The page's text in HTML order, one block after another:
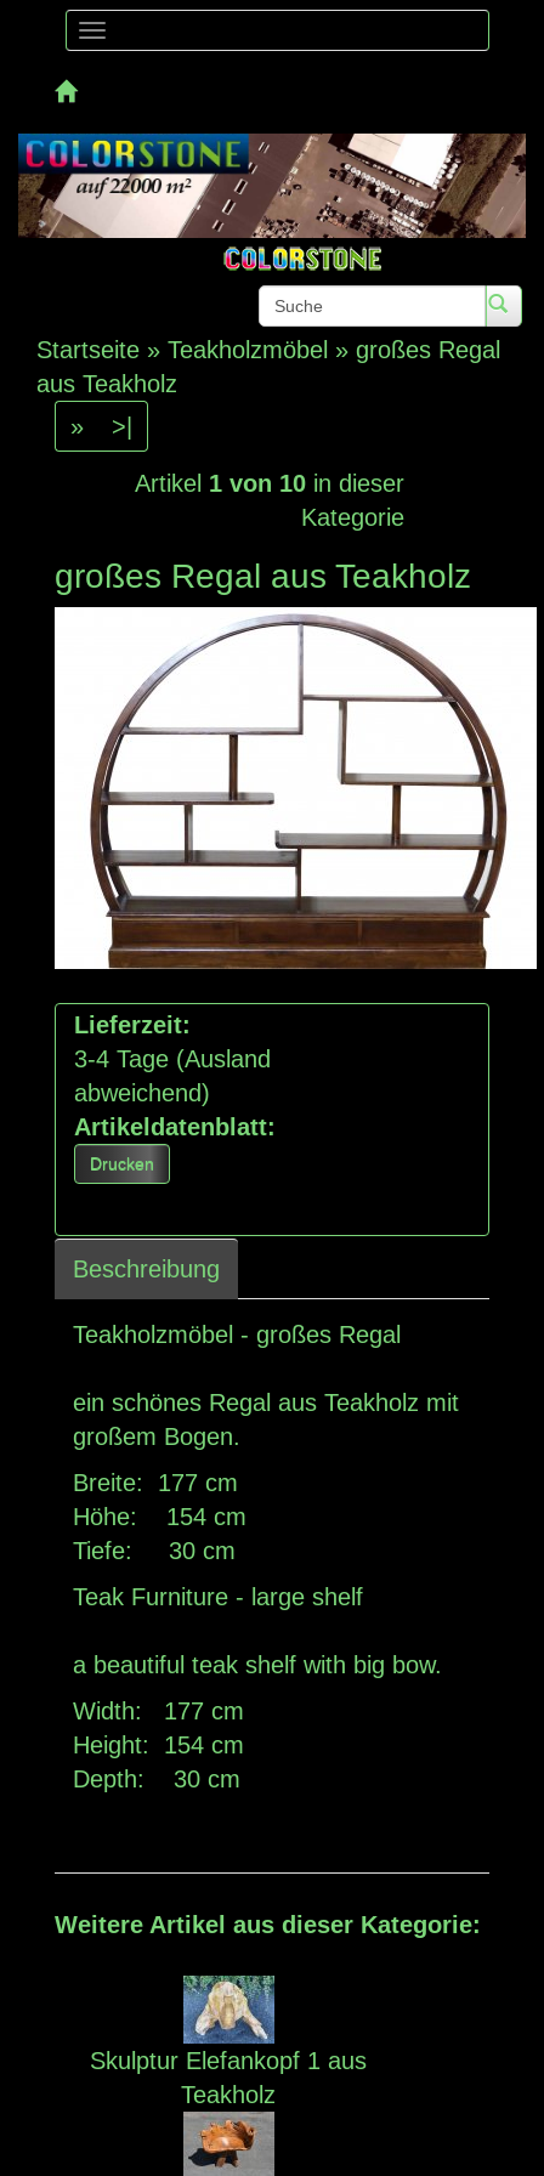
Toggle
Startseite » Teakholzmöbel » großes Regal
aus Teakholz
»
>|
Artikel 1 von 10 in dieser
Kategorie
großes Regal aus Teakholz
Lieferzeit:
3-4 Tage (Ausland
abweichend)
Artikeldatenblatt:
Drucken
Beschreibung
Teakholzmöbel - großes Regal
ein schönes Regal aus Teakholz mit
großem Bogen.
Breite: 177 cm
Höhe: 154 cm
Tiefe: 30 cm
Teak Furniture - large shelf
a beautiful teak shelf with big bow.
Width: 177 cm
Height: 154 cm
Depth: 30 cm
Weitere Artikel aus dieser Kategorie:
Skulptur Elefankopf 1 aus
Teakholz